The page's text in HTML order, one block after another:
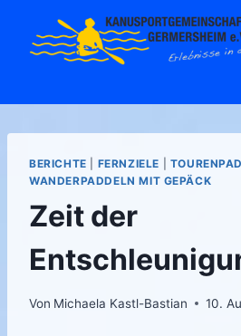
Inhalt
springen
BERICHTE FERNZIELE
WANDERPADDELN MIT GEPÄCK
Zeit der
Von Michaela Kastl-Bastian 10.